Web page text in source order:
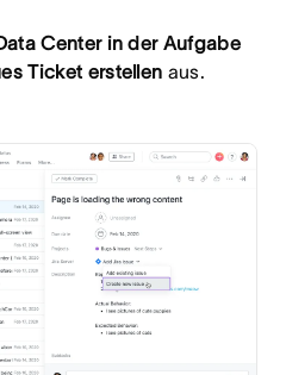
Center in der Aufgabe
Ticket erstellen aus.